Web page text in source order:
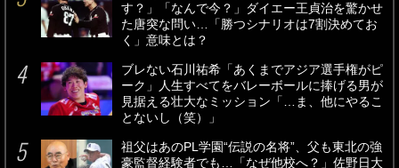
す？」「なんで今？」ダイエー王貞治を驚かせ
た唐突な問い…「勝つシナリオは7割決めてお
く」意味とは？
ブレない石川祐希「あくまでアジア選手権がピ
ーク」人生すべてをバレーボールに捧げる男が
見据える壮大なミッション「…ま、他にやるこ
とないし（笑）」
祖父はあのPL学園“伝説の名将”、父も東北の強
豪監督経験者でも…「なぜ他校へ？」佐野日大